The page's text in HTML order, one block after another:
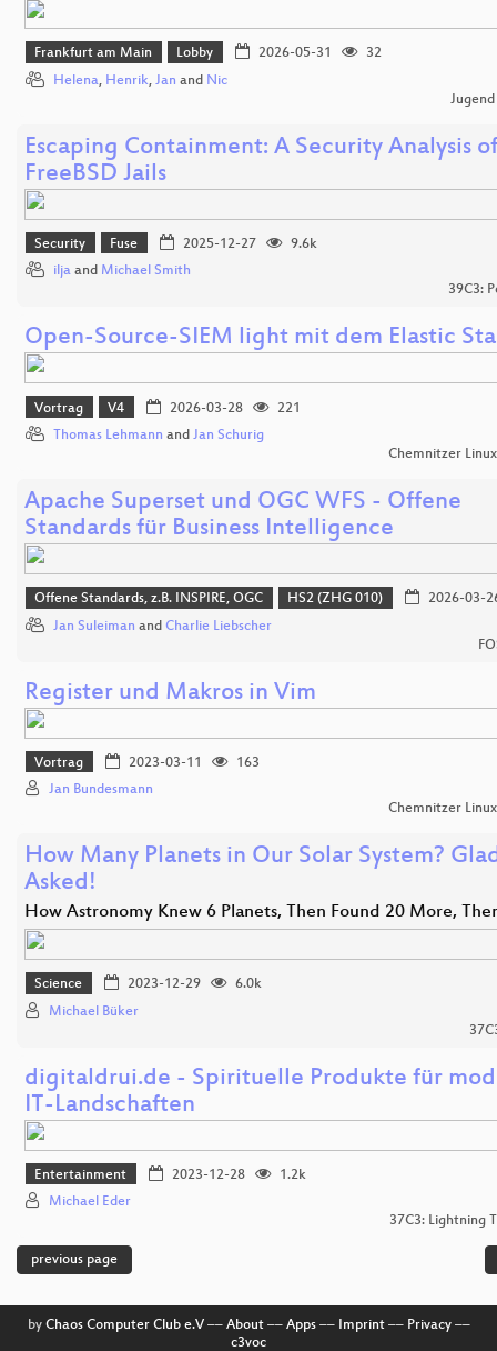
Frankfurt am Main Lobby 2026-05-31
32
Helena, Henrik, Jan and Nic
Escaping Containment: A Security Analysis of
FreeBSD Jails
Security Fuse 2025-12-27
9.6k
ilja and Michael Smith
39C3:
Open-Source-SIEM light mit dem Elastic
Vortrag V4 2026-03-28
221
Thomas Lehmann and Jan Schurig
Chemnitzer
Apache Superset und OGC WFS - Offene
Standards für Business Intelligence
Offene Standards, z.B. INSPIRE, OGC HS2 (ZHG 010)
2026-03-
Jan Suleiman and Charlie Liebscher
Register und Makros in Vim
Vortrag 2023-03-11
163
Jan Bundesmann
Chemnitzer
How Many Planets in Our Solar System?
Asked!
How Astronomy Knew 6 Planets, Then Found 20 More,
Science 2023-12-29
6.0k
Michael Büker
digitaldrui.de - Spirituelle Produkte für
IT-Landschaften
Entertainment 2023-12-28
1.2k
Michael Eder
37C3: Lightning
previous page
by Chaos Computer Club e.V–– About–– Apps–– Imprint–– Privacy––
c3voc